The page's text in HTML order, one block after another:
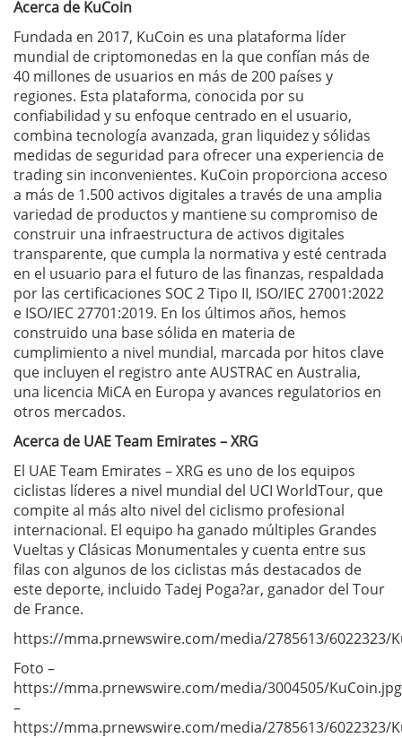
Acerca de KuCoin
Fundada en 2017, KuCoin es una plataforma líder
mundial de criptomonedas en la que confían más de
40 millones de usuarios en más de 200 países y
regiones. Esta plataforma, conocida por su
confiabilidad y su enfoque centrado en el usuario,
combina tecnología avanzada, gran liquidez y sólidas
medidas de seguridad para ofrecer una experiencia de
trading sin inconvenientes. KuCoin proporciona acceso
a más de 1.500 activos digitales a través de una amplia
variedad de productos y mantiene su compromiso de
construir una infraestructura de activos digitales
transparente, que cumpla la normativa y esté centrada
en el usuario para el futuro de las finanzas, respaldada
por las certificaciones SOC 2 Tipo II, ISO/IEC 27001:2022
e ISO/IEC 27701:2019. En los últimos años, hemos
construido una base sólida en materia de
cumplimiento a nivel mundial, marcada por hitos clave
que incluyen el registro ante AUSTRAC en Australia,
una licencia MiCA en Europa y avances regulatorios en
otros mercados.
Acerca de UAE Team Emirates – XRG
El UAE Team Emirates – XRG es uno de los equipos
ciclistas líderes a nivel mundial del UCI WorldTour, que
compite al más alto nivel del ciclismo profesional
internacional. El equipo ha ganado múltiples Grandes
Vueltas y Clásicas Monumentales y cuenta entre sus
filas con algunos de los ciclistas más destacados de
este deporte, incluido Tadej Poga?ar, ganador del Tour
de France.
https://mma.prnewswire.com/media/2785613/6022323/
Foto –
https://mma.prnewswire.com/media/3004505/
–
https://mma.prnewswire.com/media/2785613/6022323/